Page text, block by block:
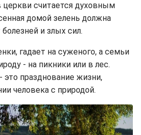
считается духовным
домой зелень должна
и злых сил.
гадает на суженого, а семьи
- на пикники или в лес.
это празднование жизни,
человека с природой.